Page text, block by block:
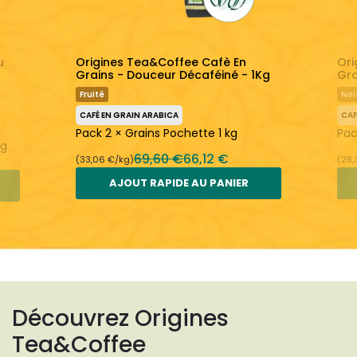
Origines Tea&Coffee Cafè En
Grains - Douceur Décaféiné - 1Kg
Fruité
CAFÉ EN GRAIN ARABICA
Pack 2 × Grains Pochette 1 kg
(33,06 €/kg)69,60 €66,12 €
AJOUT RAPIDE AU PANIER
Découvrez Origines
Tea&Coffee